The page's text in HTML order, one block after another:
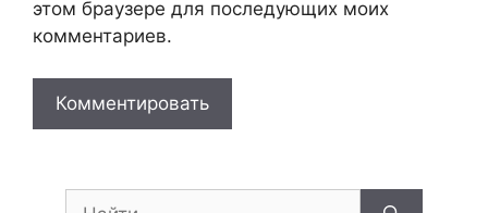
этом браузере для последующих моих
комментариев.
Поиск: